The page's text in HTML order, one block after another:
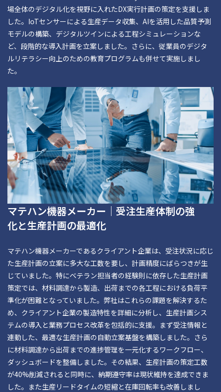
場全体のデジタル化を視野に入れたDX実行計画の策定を支援しま
した。IoTセンサーによる生産データ収集、AIを活用した品質予測
モデルの構築、デジタルツインによる工程シミュレーションな
ど、段階的な導入計画を立案しました。さらに、従業員のデジタ
ルリテラシー向上のための教育プログラムも併せて実施しまし
た。
マテハン機器メーカー｜受注生産体制の強
化と生産計画の最適化
マテハン機器メーカーであるクライアント企業は、受注状況に応じ
た生産計画の立案に多大な工数を要し、計画精度にばらつきが生
じていました。特にベテラン担当者の経験則に依存した生産計画
策定では、材料調達から製造、出荷までの各工程における負荷平
準化が困難となっていました。弊社はこれらの課題を解決するた
め、クライアント企業の製造特性を詳細に分析し、生産計画シス
テムの導入と業務プロセス改革を包括的に支援。まず受注情報と
連動した、最適な生産計画の自動立案基盤を構築しました。さら
に材料調達から出荷までの進捗管理を一元化するワークフロー、
ダッシュボードを整備しました。その結果、生産計画の策定工数
が40%削減されると同時に、納期遵守率は現状維持を達成できま
した。また生産リードタイムの短縮と在庫回転率も改善しまし